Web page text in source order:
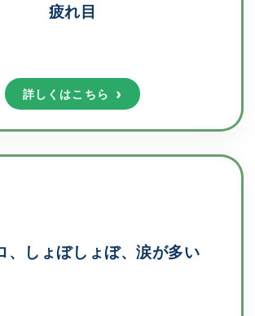
疲れ目
詳しくはこちら
、しょぼしょぼ、涙が多い